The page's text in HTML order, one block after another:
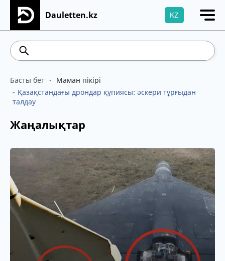
Dauletten.kz KZ
Сіздің өтінішіңіз сәтті жіберілді, Рақмет!
Басты бет
Маман пікірі
Қазақстандағы дрондар құпиясы: әскери тұрғыдан
талдау
Жаңалықтар